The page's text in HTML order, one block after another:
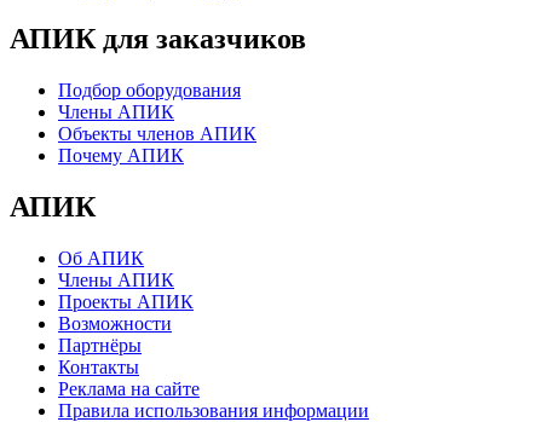
АПИК для заказчиков
Подбор оборудования
Члены АПИК
Объекты членов АПИК
Почему АПИК
АПИК
Об АПИК
Члены АПИК
Проекты АПИК
Возможности
Партнёры
Контакты
Реклама на сайте
Правила использования информации